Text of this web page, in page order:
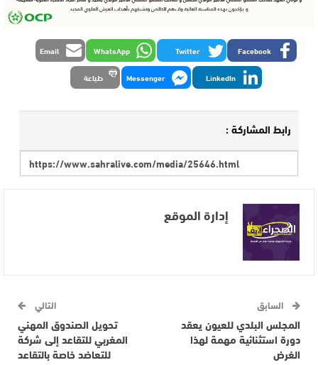
Facebook
Twitter
WhatsApp
Email
LinkedIn
Messenger طباعة
رابط المشاركة :
إدارة الموقع
السابق
المجلس البلدي للعيون يعقد
دورة استثنائية مهمة لهذا
الغرض
التالي
تحويل الصندوق المهني
المغربي للتقاعد إلى شركة
للتعاضد خاصة بالتقاعد